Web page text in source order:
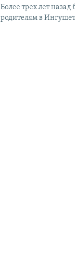
Более трех лет
родителям в